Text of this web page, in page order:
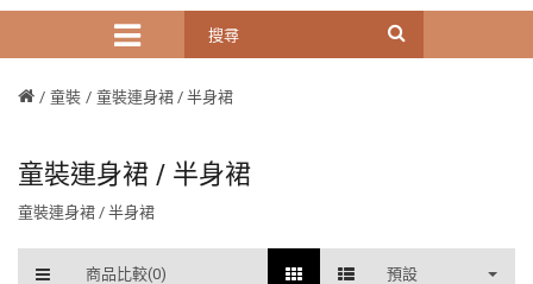
童裝 童裝連身裙 / 半身裙
童裝連身裙 / 半身裙
童裝連身裙 / 半身裙
商品比較(0) 預設